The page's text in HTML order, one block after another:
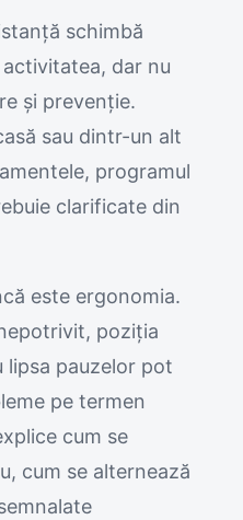
schimbă
dar nu
și prevenție.
sau dintr-un alt
programul
clarificate din
este ergonomia.
poziția
lipsa pauzelor pot
pe termen
cum se
cum se alternează